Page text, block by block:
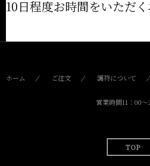
10日程度お時間をいただく
ホーム ご注文 護符について
営業時間11：00
TOP